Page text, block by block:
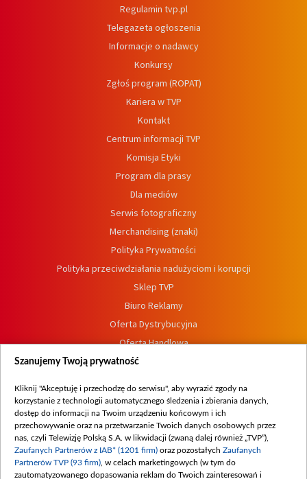
Regulamin tvp.pl
Telegazeta ogłoszenia
Informacje o nadawcy
Konkursy
Zgłoś program (ROPAT)
Kariera w TVP
Kontakt
Centrum informacji TVP
Komisja Etyki
Program dla prasy
Dla mediów
Serwis fotograficzny
Merchandising (znaki)
Polityka Prywatności
Polityka przeciwdziałania nadużyciom i korupcji
Sklep TVP
Biuro Reklamy
Oferta Dystrybucyjna
Oferta Handlowa
Dostępność
Procedura zgłoszeń wewnętrznych
Szanujemy Twoją prywatność
Kliknij "Akceptuję i przechodzę do serwisu", aby wyrazić zgody na
korzystanie z technologii automatycznego śledzenia i zbierania danych,
dostęp do informacji na Twoim urządzeniu końcowym i ich
przechowywanie oraz na przetwarzanie Twoich danych osobowych przez
nas, czyli Telewizję Polską S.A. w likwidacji (zwaną dalej również „TVP”),
Zaufanych Partnerów z IAB* (1201 firm) oraz pozostałych Zaufanych
Partnerów TVP (93 firm) , w celach marketingowych (w tym do
zautomatyzowanego dopasowania reklam do Twoich zainteresowań i